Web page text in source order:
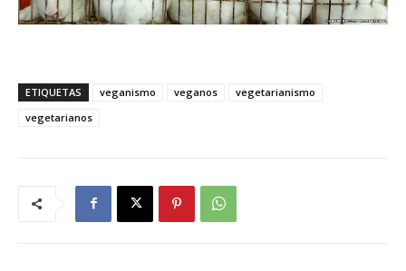
ETIQUETAS veganismo veganos
vegetarianismo
vegetarianos